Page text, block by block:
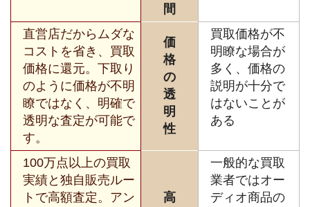
間
直営店だからムダな
コストを省き、買取
価格に還元。下取り
のように価格が不明
瞭ではなく、明確で
透明な査定が可能で
す。
価
格
の
透
明
性
買取価格が不
明瞭な場合が
多く、価格の
説明が十分で
はないことが
ある
100万点以上の買取
実績と独自販売ルー
トで高額査定。アン
高
一般的な買取
業者ではオー
ディオ商品の